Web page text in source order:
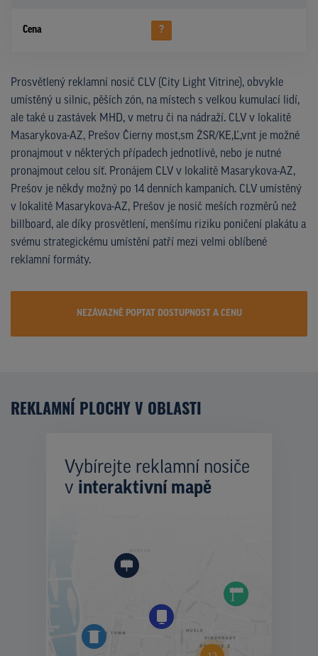
Cena ?
Prosvětlený reklamní nosič CLV (City Light Vitrine), obvykle
umístěný u silnic, pěších zón, na místech s velkou kumulací lidí,
ale také u zastávek MHD, v metru či na nádraží. CLV v lokalitě
Masarykova-AZ, Prešov Čierny most,sm ŽSR/KE,Ľ,vnt je možné
pronajmout v některých případech jednotlivě, nebo je nutné
pronajmout celou síť. Pronájem CLV v lokalitě Masarykova-AZ,
Prešov je někdy možný po 14 denních kampaních. CLV umístěný
v lokalitě Masarykova-AZ, Prešov je nosič meších rozměrů než
billboard, ale díky prosvětlení, menšímu riziku poničení plakátu a
svému strategickému umístění patří mezi velmi oblíbené
reklamní formáty.
NEZÁVAZNĚ POPTAT DOSTUPNOST A CENU
REKLAMNÍ PLOCHY V OBLASTI
Vybírejte reklamní nosiče
v interaktivní mapě